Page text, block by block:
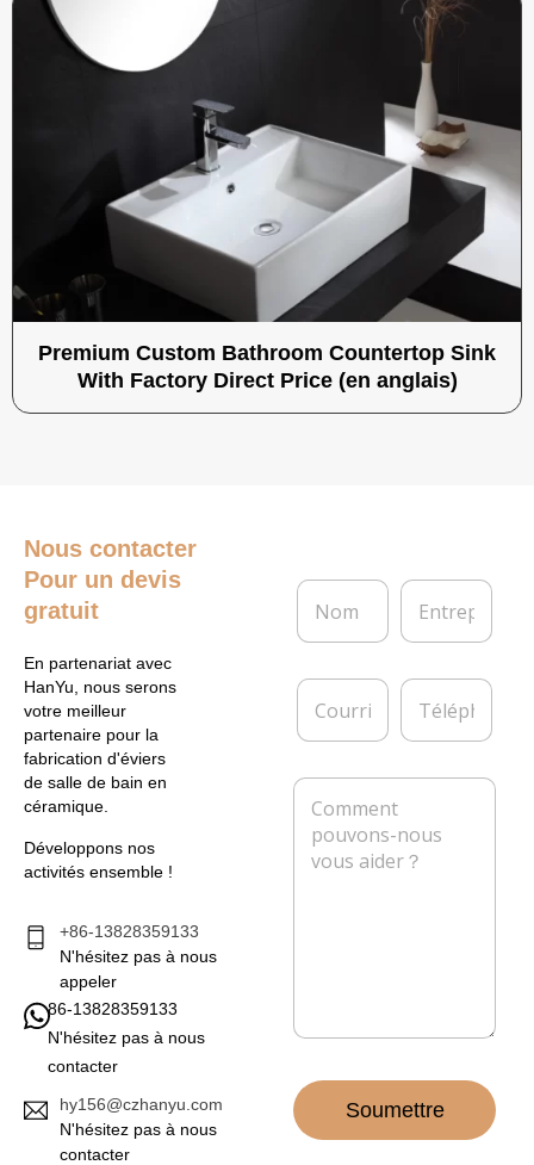
Premium Custom Bathroom Countertop Sink
With Factory Direct Price (en anglais)
Nous contacter
Pour un devis
gratuit
En partenariat avec
HanYu, nous serons
votre meilleur
partenaire pour la
fabrication d'éviers
de salle de bain en
céramique.
Développons nos
activités ensemble !
+86-13828359133
N'hésitez pas à nous
appeler
86-13828359133
N'hésitez pas à nous
contacter
hy156@czhanyu.com
N'hésitez pas à nous
contacter
N
m
E
t
e
C
u
r
T
l
p
n
e
M
Soumettre